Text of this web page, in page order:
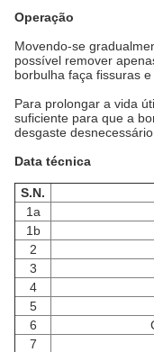
Operação
Movendo-se
possível remover
borbulha faça fissuras
Para prolongar a vida
suficiente para que a
desgaste desnecessário.
Data técnica
S.N.
1a
1b
2
3
4
5
6
7